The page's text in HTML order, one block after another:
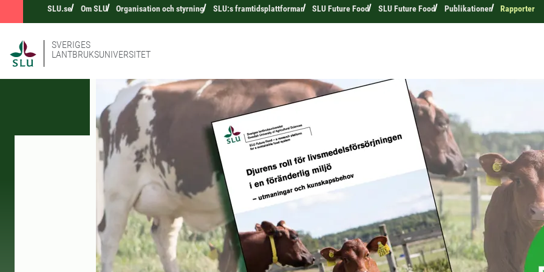
SLU.se Om SLU Organisation och styrning SLU:s framtidsplattformar SLU Future Food SLU Future Food Publikationer Rapporter
SVERIGES
LANTBRUKSUNIVERSITET